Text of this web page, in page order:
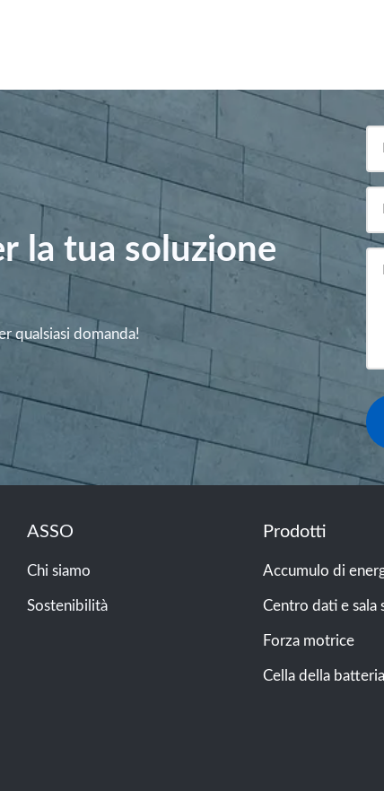
la tua soluzione
qualsiasi domanda!
ASSO
Chi siamo
Sostenibilità
Prodotti
Accumulo di
Centro dati e sala
Forza motrice
Cella della batteria